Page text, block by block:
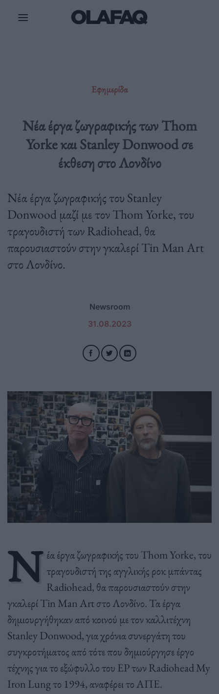
Εφημερίδα
Nέα έργα ζωγραφικής των Thom
Yorke και Stanley Donwood σε
έκθεση στο Λονδίνο
Νέα έργα ζωγραφικής του Stanley
Donwood μαζί με τον Thom Yorke, του
τραγουδιστή των Radiohead, θα
παρουσιαστούν στην γκαλερί Tin Man Art
στο Λονδίνο.
Newsroom
31.08.2023
Ν έα έργα ζωγραφικής του Thom Yorke, του
τραγουδιστή της αγγλικής ροκ μπάντας
Radiohead, θα παρουσιαστούν στην
γκαλερί Tin Man Art στο Λονδίνο. Τα έργα
δημιουργήθηκαν από κοινού με τον καλλιτέχνη
Stanley Donwood, για χρόνια συνεργάτη του
συγκροτήματος από τότε που δημιούργησε έργο
τέχνης για το εξώφυλλο του EP των Radiohead My
Iron Lung το 1994, αναφέρει το ΑΠΕ.